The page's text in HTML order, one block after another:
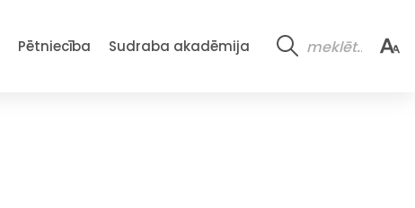
Pētniecība Sudraba akadēmija